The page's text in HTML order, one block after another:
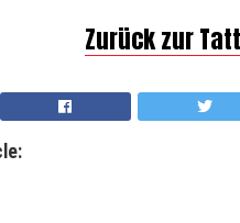
Zurück zur